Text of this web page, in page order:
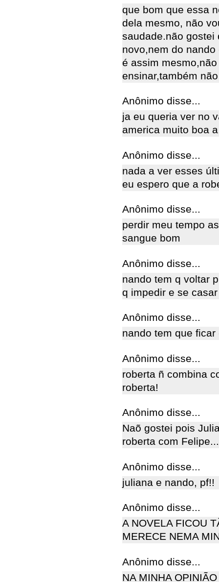
que bom que essa
dela mesmo, não
saudade.não gostei
novo,nem do
é assim
ensinar,também
Anônimo disse...
ja eu queria ver no
america muito boa
Anônimo disse...
nada a ver esses
eu espero que a
Anônimo disse...
perdir meu tempo
sangue bom
Anônimo disse...
nando tem q voltar
q impedir e se
Anônimo disse...
nando tem que
Anônimo disse...
roberta ñ combina
roberta!
Anônimo disse...
Naõ gostei pois
roberta com
Anônimo disse...
juliana e nando, pf!!
Anônimo disse...
A NOVELA FICOU
MERECE NEMA
Anônimo disse...
NA MINHA